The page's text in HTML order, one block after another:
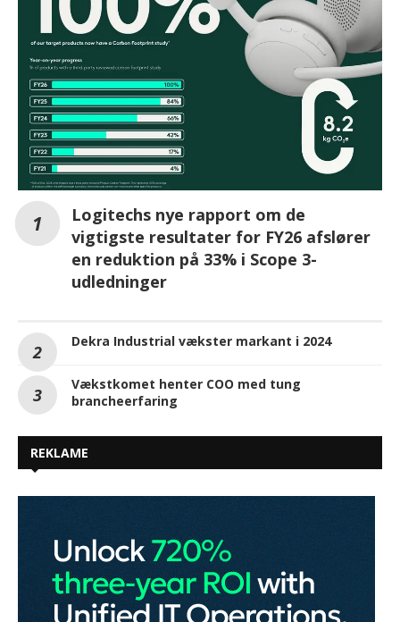
Logitechs nye rapport om de
vigtigste resultater for FY26 afslører
en reduktion på 33% i Scope 3-
udledninger
Dekra Industrial vækster markant i 2024
Vækstkomet henter COO med tung
brancheerfaring
REKLAME